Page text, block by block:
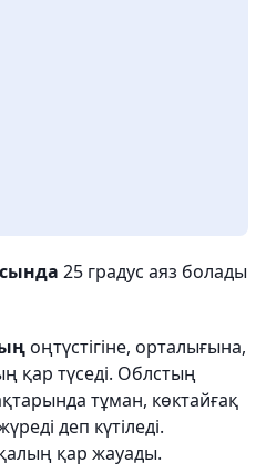
25 градус аяз болады
оңтүстігіне, орталығына,
қар түседі. Облстың
тұман, көктайғақ
деп күтіледі.
қалың қар жауады.